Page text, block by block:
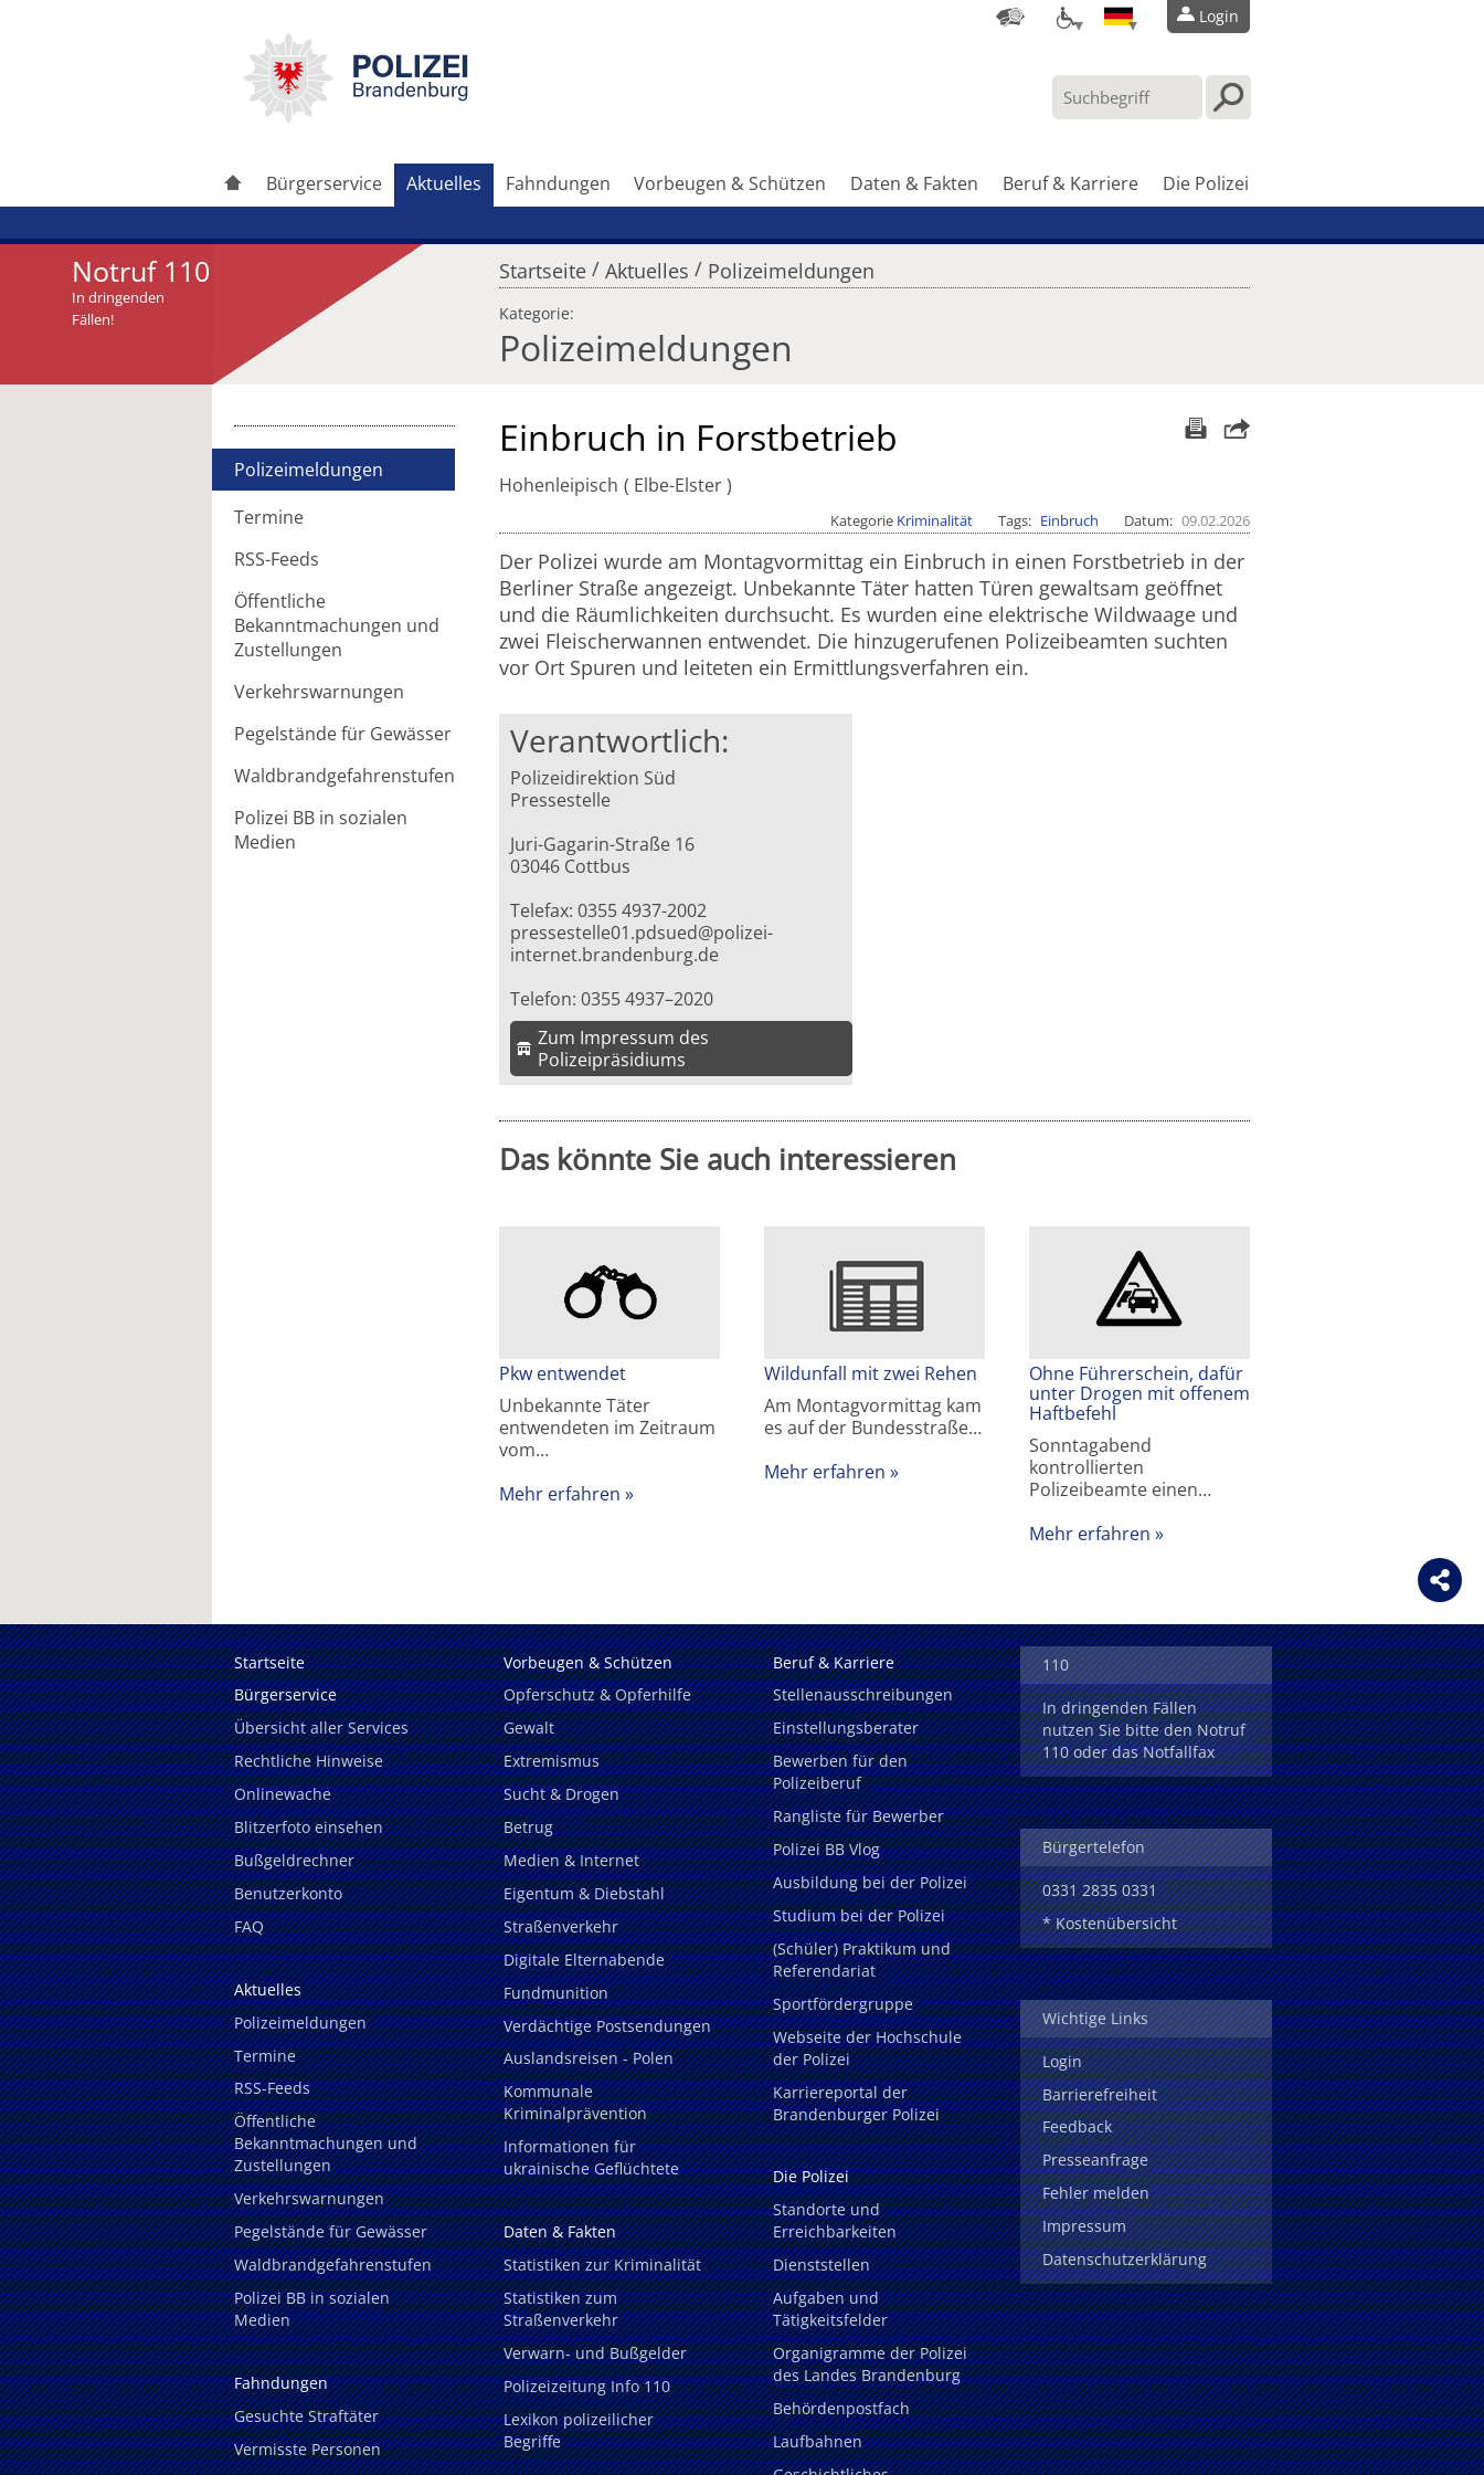
Login
Bürgerservice Aktuelles Fahndungen Vorbeugen & Schützen Daten & Fakten Beruf & Karriere Die Polizei
Notruf 110
In dringenden
Fällen!
Startseite / Aktuelles / Polizeimeldungen
Kategorie:
Polizeimeldungen
Polizeimeldungen
Termine
RSS-Feeds
Öffentliche
Bekanntmachungen und
Zustellungen
Verkehrswarnungen
Pegelstände für Gewässer
Waldbrandgefahrenstufen
Polizei BB in sozialen
Medien
Artikel weiterleiten Einbruch in Forstbetrieb
Hohenleipisch Elbe-Elster
Kategorie Kriminalität Tags Einbruch Datum 09.02.2026
Der Polizei wurde am Montagvormittag ein Einbruch in einen Forstbetrieb in der
Berliner Straße angezeigt. Unbekannte Täter hatten Türen gewaltsam geöffnet
und die Räumlichkeiten durchsucht. Es wurden eine elektrische Wildwaage und
zwei Fleischerwannen entwendet. Die hinzugerufenen Polizeibeamten suchten
vor Ort Spuren und leiteten ein Ermittlungsverfahren ein.
Verantwortlich:
Polizeidirektion Süd
Pressestelle
Juri-Gagarin-Straße 16
03046 Cottbus
Telefax: 0355 4937-2002
pressestelle01.pdsued@polizei-
internet.brandenburg.de
Telefon: 0355 4937–2020
Zum Impressum des
Polizeipräsidiums
Das könnte Sie auch interessieren
Pkw entwendet
Unbekannte Täter
entwendeten im Zeitraum
vom…
Mehr erfahren
Wildunfall mit zwei Rehen
Am Montagvormittag kam
es auf der Bundesstraße…
Mehr erfahren
Ohne Führerschein, dafür
unter Drogen mit offenem
Haftbefehl
Sonntagabend
kontrollierten
Polizeibeamte einen…
Mehr erfahren
Startseite
Bürgerservice
Übersicht aller Services
Rechtliche Hinweise
Onlinewache
Blitzerfoto einsehen
Bußgeldrechner
Benutzerkonto
FAQ
Aktuelles
Polizeimeldungen
Termine
RSS-Feeds
Öffentliche
Bekanntmachungen und
Zustellungen
Verkehrswarnungen
Pegelstände für Gewässer
Waldbrandgefahrenstufen
Polizei BB in sozialen
Medien
Fahndungen
Gesuchte Straftäter
Vermisste Personen
Vorbeugen & Schützen
Opferschutz & Opferhilfe
Gewalt
Extremismus
Sucht & Drogen
Betrug
Medien & Internet
Eigentum & Diebstahl
Straßenverkehr
Digitale Elternabende
Fundmunition
Verdächtige Postsendungen
Auslandsreisen - Polen
Kommunale
Kriminalprävention
Informationen für
ukrainische Geflüchtete
Daten & Fakten
Statistiken zur Kriminalität
Statistiken zum
Straßenverkehr
Verwarn- und Bußgelder
Polizeizeitung Info 110
Lexikon polizeilicher
Begriffe
Beruf & Karriere
Stellenausschreibungen
Einstellungsberater
Bewerben für den
Polizeiberuf
Rangliste für Bewerber
Polizei BB Vlog
Ausbildung bei der Polizei
Studium bei der Polizei
(Schüler) Praktikum und
Referendariat
Sportfördergruppe
Webseite der Hochschule
der Polizei
Karriereportal der
Brandenburger Polizei
Die Polizei
Standorte und
Erreichbarkeiten
Dienststellen
Aufgaben und
Tätigkeitsfelder
Organigramme der Polizei
des Landes Brandenburg
Behördenpostfach
Laufbahnen
110
In dringenden Fällen
nutzen Sie bitte den Notruf
110 oder das Notfallfax
Bürgertelefon
0331 2835 0331
* Kostenübersicht
Wichtige Links
Login
Barrierefreiheit
Feedback
Presseanfrage
Fehler melden
Impressum
Datenschutzerklärung